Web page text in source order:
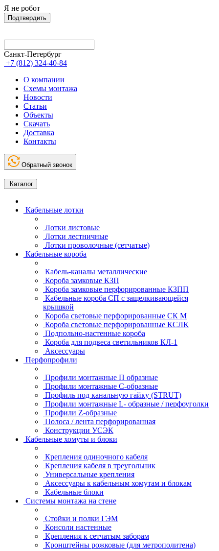
Я не робот
Подтвердить
Санкт-Петербург
+7 (812) 324-40-84
О компании
Схемы монтажа
Новости
Статьи
Объекты
Скачать
Доставка
Контакты
Обратный звонок
Каталог
Кабельные лотки
Лотки листовые
Лотки лестничные
Лотки проволочные (сетчатые)
Кабельные короба
Кабель-каналы металлические
Короба замковые КЗП
Короба замковые перфорированные КЗПП
Кабельные короба СП с защелкивающейся
крышкой
Короба световые перфорированные СК М
Короба световые перфорированные КСЛК
Подпольно-настенные короба
Короба для подвеса светильников КЛ-1
Аксессуары
Перфопрофили
Профили монтажные П образные
Профили монтажные C-образные
Профиль под канальную гайку (STRUT)
Профили монтажные L- образные / перфоуголки
Профили Z-образные
Полоса / лента перфорированная
Конструкции УСЭК
Кабельные хомуты и блоки
Крепления одиночного кабеля
Крепления кабеля в треугольник
Универсальные крепления
Аксессуары к кабельным хомутам и блокам
Кабельные блоки
Системы монтажа на стене
Стойки и полки ГЭМ
Консоли настенные
Крепления к сетчатым заборам
Кронштейны рожковые (для метрополитена)